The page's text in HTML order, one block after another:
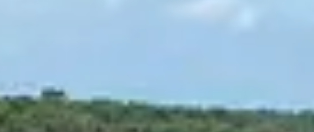
atmosphère apaisante et la diversité des activités accessibles toute
détente et art de vivre landais font de Capbreton une destination idéale